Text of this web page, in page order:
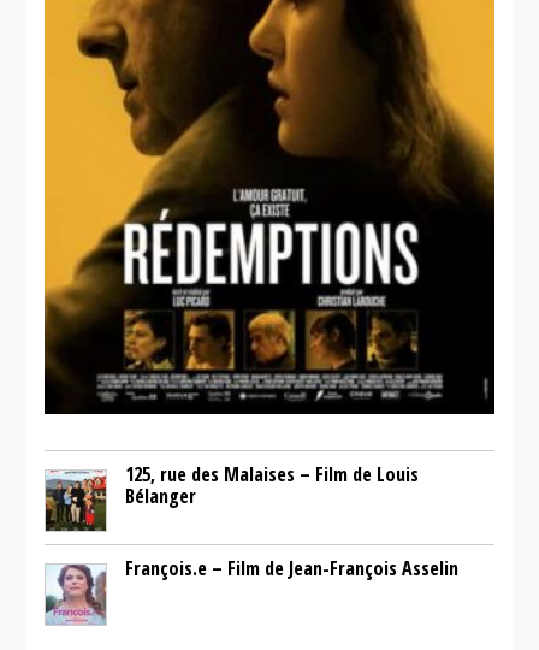
125, rue des Malaises – Film de Louis
Bélanger
François.e – Film de Jean-François Asselin